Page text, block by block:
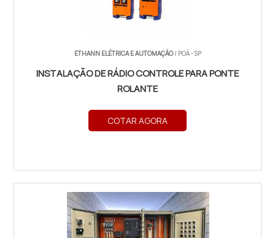
ETHANN ELÉTRICA E AUTOMAÇÃO/ POÁ - SP
INSTALAÇÃO DE RÁDIO CONTROLE PARA PONTE
ROLANTE
COTAR AGORA